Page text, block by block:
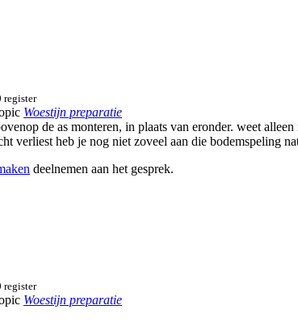
register
Woestijn preparatie
de as monteren, in plaats van eronder. weet
verliest heb je nog niet zoveel aan die bodemspeling
deelnemen aan het gesprek.
register
Woestijn preparatie